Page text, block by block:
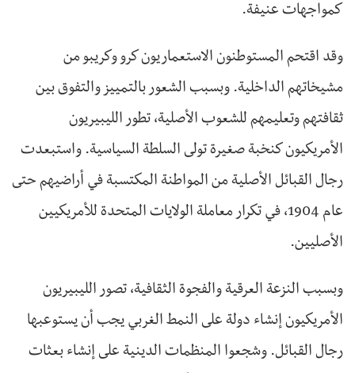
كمواجهات عنيفة.
وقد اقتحم المستوطنون الاستعماريون كرو وكريبو من
مشيخاتهم الداخلية. وبسبب الشعور بالتمييز والتفوق بين
ثقافتهم وتعليمهم للشعوب الأصلية، تطور الليبيريون
الأمريكيون كنخبة صغيرة تولى السلطة السياسية. واستبعدت
رجال القبائل الأصلية من المواطنة المكتسبة في أراضيهم حتى
عام 1904، في تكرار معاملة الولايات المتحدة للأمريكيين
الأصليين.
وبسبب النزعة العرقية والفجوة الثقافية، تصور الليبيريون
الأمريكيون إنشاء دولة على النمط الغربي يجب أن يستوعبها
رجال القبائل. وشجعوا المنظمات الدينية على إنشاء بعثات